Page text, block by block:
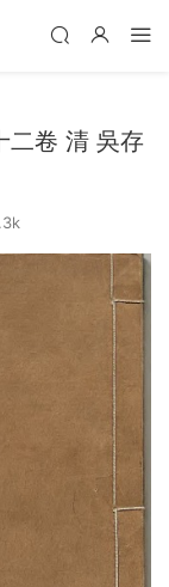
二卷 清 吳存